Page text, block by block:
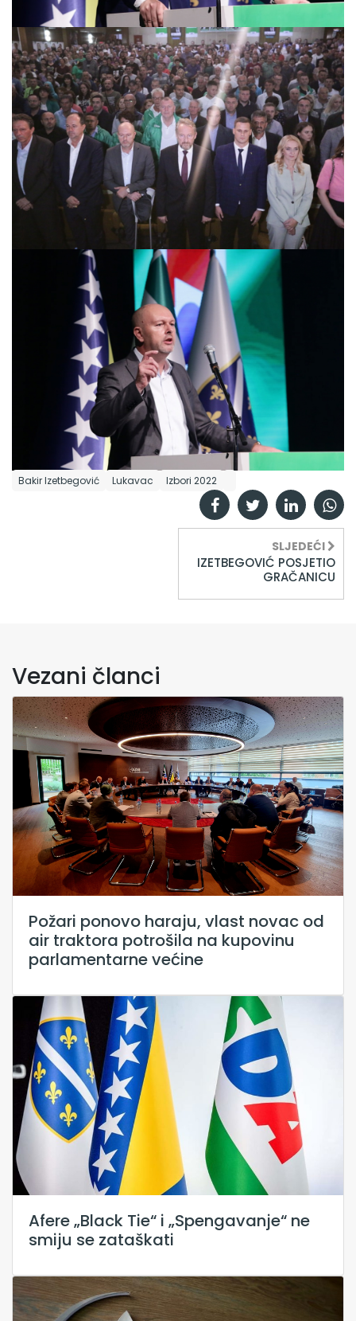
Bakir Izetbegović Lukavac Izbori 2022
SLJEDEĆI
IZETBEGOVIĆ POSJETIO
GRAČANICU
Vezani članci
Požari ponovo haraju, vlast novac od
air traktora potrošila na kupovinu
parlamentarne većine
Afere „Black Tie“ i „Spengavanje“ ne
smiju se zataškati